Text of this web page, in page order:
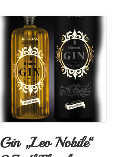
Gin „Leo Nobile“